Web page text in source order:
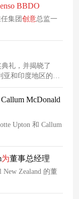
BBDO
任集团创意总监一
礼，并揭晓了
和印度地区的代
项大奖紧随其后。
胆的
创意构思、
McDonald
Upton 和 Callum
为董事总经理
New Zealand 的董